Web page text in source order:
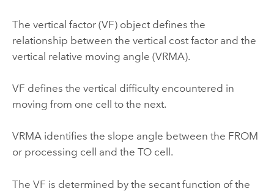
The vertical factor (VF) object defines the
relationship between the vertical cost factor and the
vertical relative moving angle (VRMA).
VF defines the vertical difficulty encountered in
moving from one cell to the next.
VRMA identifies the slope angle between the FROM
or processing cell and the TO cell.
The VF is determined by the secant function of the